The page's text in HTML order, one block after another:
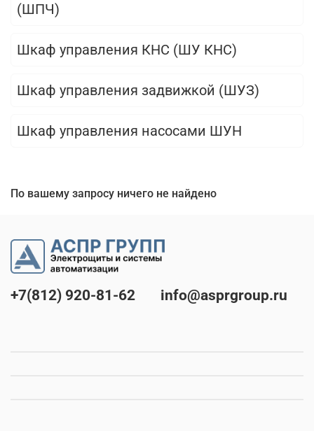
(ШПЧ)
Шкаф управления КНС (ШУ КНС)
Шкаф управления задвижкой (ШУЗ)
Шкаф управления насосами ШУН
По вашему запросу ничего не найдено
+7(812) 920-81-62 info@asprgroup.ru